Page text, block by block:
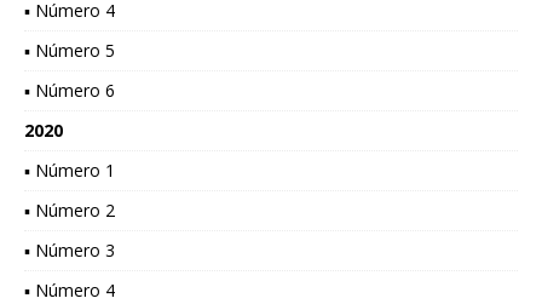
▪ Número 4
▪ Número 5
▪ Número 6
2020
▪ Número 1
▪ Número 2
▪ Número 3
▪ Número 4